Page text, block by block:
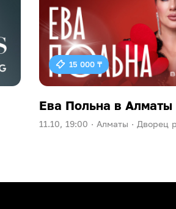
15 000 ₸
Ева Польна в Алматы
11.10, 19:00 · Алматы · Дворец